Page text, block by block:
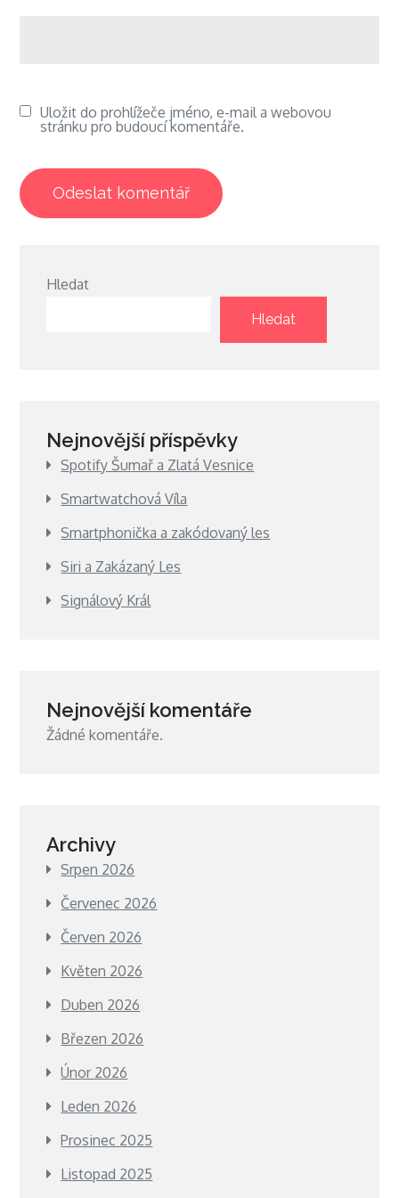
Uložit do prohlížeče jméno, e-mail a webovou
stránku pro budoucí komentáře.
Hledat
Hledat
Nejnovější příspěvky
Spotify Šumař a Zlatá Vesnice
Smartwatchová Víla
Smartphonička a zakódovaný les
Siri a Zakázaný Les
Signálový Král
Nejnovější komentáře
Žádné komentáře.
Archivy
Srpen 2026
Červenec 2026
Červen 2026
Květen 2026
Duben 2026
Březen 2026
Únor 2026
Leden 2026
Prosinec 2025
Listopad 2025